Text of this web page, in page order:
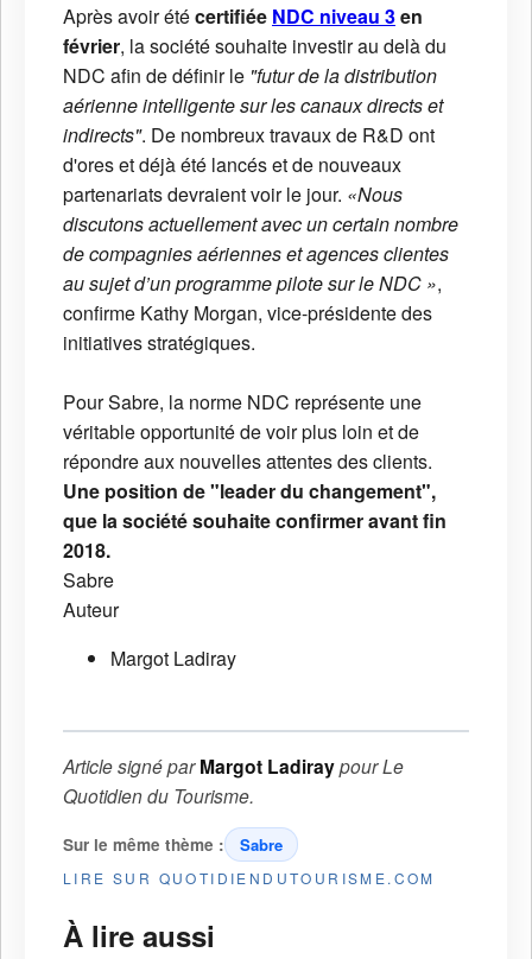
Après avoir étécertifiée NDC niveau 3en
février, la société souhaite investir au delà du
NDC afin de définir le "futur de la distribution
aérienne intelligente sur les canaux directs et
indirects". De nombreux travaux de R&D ont
d'ores et déjà été lancés et de nouveaux
partenariats devraient voir le jour. «Nous
discutons actuellement avec un certain nombre
de compagnies aériennes et agences clientes
au sujet d’un programme pilote sur le NDC »,
confirme Kathy Morgan, vice-présidente des
initiatives stratégiques.
Pour Sabre, la norme NDC représente une
véritable opportunité de voir plus loin et de
répondre aux nouvelles attentes des clients.
Une position de "leader du changement",
que la société souhaite confirmer avant fin
2018.
Sabre
Auteur
Margot Ladiray
Article signé parMargot LadiraypourLe
Quotidien du Tourisme.
Sur le même thème : Sabre
LIRE SUR QUOTIDIENDUTOURISME.COM
À lire aussi